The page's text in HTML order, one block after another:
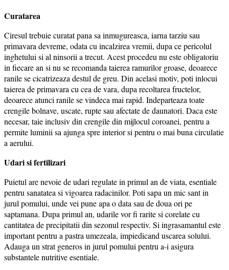
Curatarea
Ciresul trebuie curatat pana sa inmugureasca, iarna tarziu sau
primavara devreme, odata cu incalzirea vremii, dupa ce pericolul
inghetului si al ninsorii a trecut. Acest procedeu nu este obligatoriu
in fiecare an si nu se recomanda taierea ramurilor groase, deoarece
ranile se cicatrizeaza destul de greu. Din acelasi motiv, poti inlocui
taierea de primavara cu cea de vara, dupa recoltarea fructelor,
deoarece atunci ranile se vindeca mai rapid. Indeparteaza toate
crengile bolnave, uscate, rupte sau afectate de daunatori. Daca este
necesar, taie inclusiv din crengile din mijlocul coroanei, pentru a
permite luminii sa ajunga spre interior si pentru o mai buna circulatie
a aerului.
Udari si fertilizari
Puietul are nevoie de udari regulate in primul an de viata, esentiale
pentru sanatatea si vigoarea radacinilor. Poti sapa un mic sant in
jurul pomului, unde vei pune apa o data sau de doua ori pe
saptamana. Dupa primul an, udarile vor fi rarite si corelate cu
cantitatea de precipitatii din sezonul respectiv. Si ingrasamantul este
important pentru a pastra umezeala, impiedicand uscarea solului.
Adauga un strat generos in jurul pomului pentru a-i asigura
substantele nutritive esentiale.